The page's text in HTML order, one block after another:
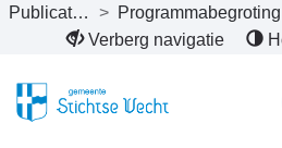
Naar hoofdinhoud
Publicaties >
Verberg navigatie